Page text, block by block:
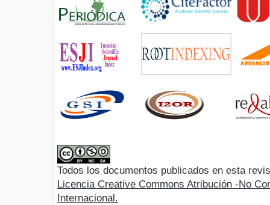
Todos los documentos publicados en esta
Licencia Creative Commons Atribución -No
Internacional.